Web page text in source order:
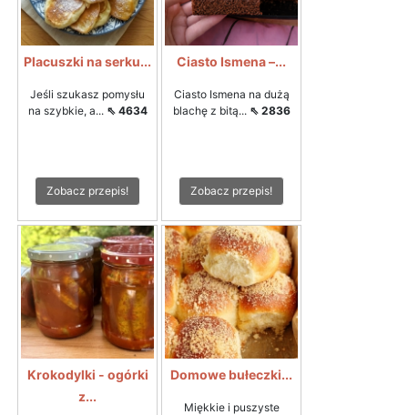
Placuszki na serku...
Jeśli szukasz pomysłu
na szybkie, a... ⇖ 4634
Zobacz przepis!
Ciasto Ismena –...
Ciasto Ismena na dużą
blachę z bitą... ⇖ 2836
Zobacz przepis!
Krokodylki - ogórki
z...
Domowe bułeczki...
Miękkie i puszyste